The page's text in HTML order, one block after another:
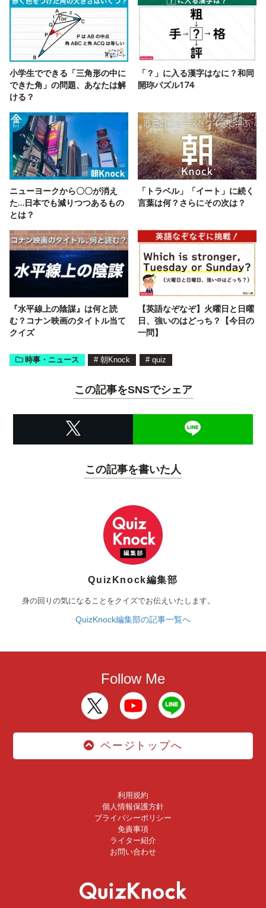
小学生でできる「三角形の中に
できた角」の問題、あなたは解
ける？
「？」に入る漢字はなに？和同
開珎パズル174
ニューヨークから〇〇が消え
た…日本でも減りつつあるもの
とは？
「トラベル」「イート」に続く
言葉は何？さらにその次は？
『水平線上の陰謀』は何と読
む？コナン映画のタイトル当て
クイズ
【英語なぞなぞ】火曜日と日曜
日、強いのはどっち？【今日の
一問】
時事・ニュース # 朝Knock # quiz
この記事をSNSでシェア
この記事を書いた人
QuizKnock編集部
身の回りの気になることをクイズでお伝えいたします。
QuizKnock編集部の記事一覧へ
Follow Me
ページトップへ
利用規約
個人情報保護方針
プライバシーポリシー
免責事項
ライター紹介
お問い合わせ